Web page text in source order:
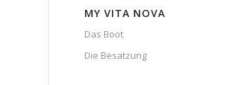
MY VITA NOVA
Das Boot
Die Besatzung